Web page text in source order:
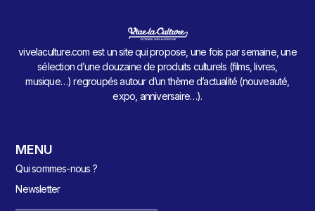
vivelaculture.com est un site qui propose, une fois par semaine, une
sélection d’une douzaine de produits culturels (films, livres,
musique…) regroupés autour d’un thème d’actualité (nouveauté,
expo, anniversaire…).
MENU
Qui sommes-nous ?
Newsletter